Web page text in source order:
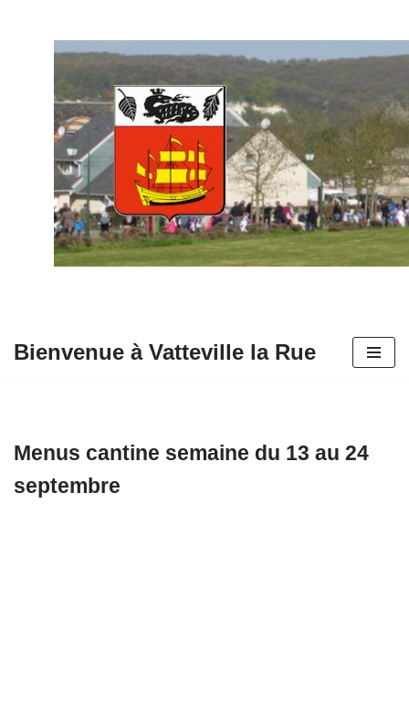
contenu
Bienvenue à Vatteville la Rue
Menus cantine semaine du 13 au 24
septembre